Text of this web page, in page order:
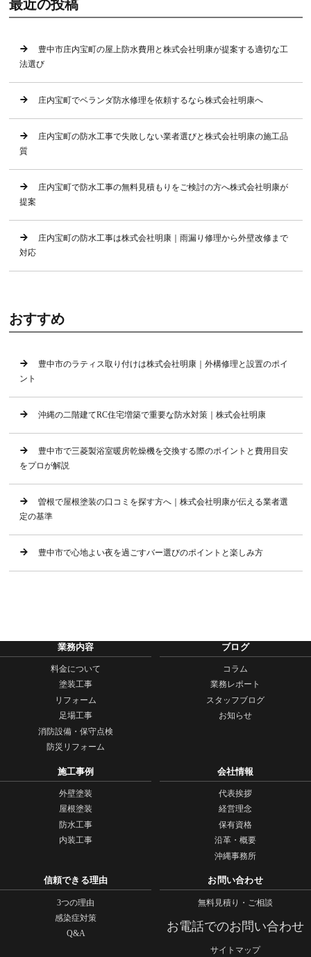
最近の投稿
豊中市庄内宝町の屋上防水費用と株式会社明康が提案する適切な工
法選び
庄内宝町でベランダ防水修理を依頼するなら株式会社明康へ
庄内宝町の防水工事で失敗しない業者選びと株式会社明康の施工品
質
庄内宝町で防水工事の無料見積もりをご検討の方へ株式会社明康が
提案
庄内宝町の防水工事は株式会社明康｜雨漏り修理から外壁改修まで
対応
おすすめ
豊中市のラティス取り付けは株式会社明康｜外構修理と設置のポイ
ント
沖縄の二階建てRC住宅増築で重要な防水対策｜株式会社明康
豊中市で三菱製浴室暖房乾燥機を交換する際のポイントと費用目安
をプロが解説
曽根で屋根塗装の口コミを探す方へ｜株式会社明康が伝える業者選
定の基準
豊中市で心地よい夜を過ごすバー選びのポイントと楽しみ方
業務内容
料金について
塗装工事
リフォーム
足場工事
消防設備・保守点検
防災リフォーム
ブログ
コラム
業務レポート
スタッフブログ
お知らせ
施工事例
外壁塗装
屋根塗装
防水工事
内装工事
会社情報
代表挨拶
経営理念
保有資格
沿革・概要
沖縄事務所
信頼できる理由
3つの理由
感染症対策
Q&A
お問い合わせ
無料見積り・ご相談
お電話でのお問い合わせ
サイトマップ